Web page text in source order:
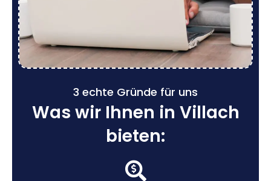
3 echte Gründe für uns
Was wir Ihnen in Villach
bieten: